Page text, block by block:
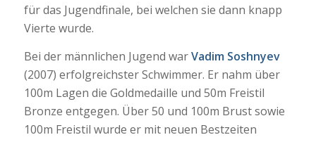
für das Jugendfinale, bei welchen sie dann knapp
Vierte wurde.
Bei der männlichen Jugend warVadim Soshnyev
(2007) erfolgreichster Schwimmer. Er nahm über
100m Lagen die Goldmedaille und 50m Freistil
Bronze entgegen. Über 50 und 100m Brust sowie
100m Freistil wurde er mit neuen Bestzeiten